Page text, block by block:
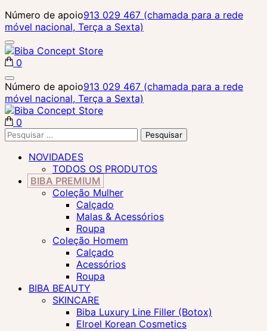
Número de apoio913 029 467 (chamada para a rede
móvel nacional, Terça a Sexta)
Biba Concept Store
0
Número de apoio913 029 467 (chamada para a rede
móvel nacional, Terça a Sexta)
Biba Concept Store
0
Pesquisar
NOVIDADES
TODOS OS PRODUTOS
BIBA PREMIUM
Coleção Mulher
Calçado
Malas & Acessórios
Roupa
Coleção Homem
Calçado
Acessórios
Roupa
BIBA BEAUTY
SKINCARE
Biba Luxury Line Filler (Botox)
Elroel Korean Cosmetics